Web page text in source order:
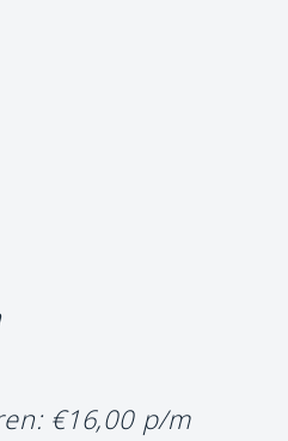
€16,00 p/m